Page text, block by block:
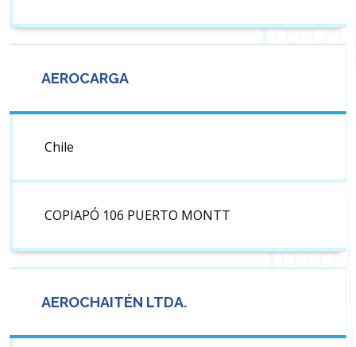
AEROCARGA
Chile
COPIAPÓ 106 PUERTO MONTT
AEROCHAITÉN LTDA.